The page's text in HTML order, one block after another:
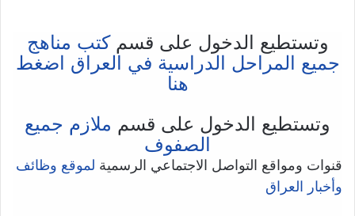
وتستطيع الدخول على قسمكتب مناهج
جميع المراحل الدراسية في العراق اضغط
هنا
وتستطيع الدخول على قسم ملازم جميع
الصفوف
قنوات ومواقع التواصل الاجتماعي الرسمية لموقع وظائف
وأخبار العراق